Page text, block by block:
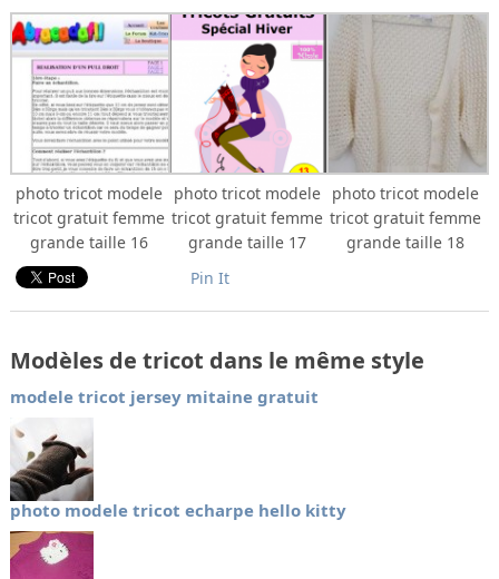
photo tricot modele
tricot gratuit femme
grande taille 16
photo tricot modele
tricot gratuit femme
grande taille 17
photo tricot modele
tricot gratuit femme
grande taille 18
Pin It
Modèles de tricot dans le même style
modele tricot jersey mitaine gratuit
photo modele tricot echarpe hello kitty